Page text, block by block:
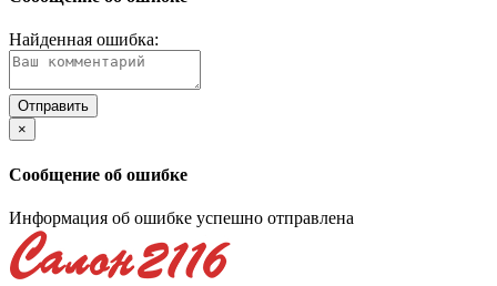
Найденная ошибка:
×
Сообщение об ошибке
Информация об ошибке успешно отправлена